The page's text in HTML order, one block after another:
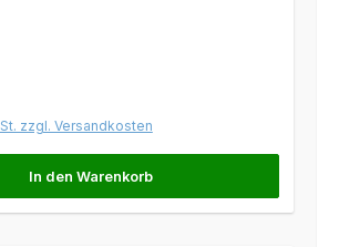
zzgl. Versandkosten
In den Warenkorb